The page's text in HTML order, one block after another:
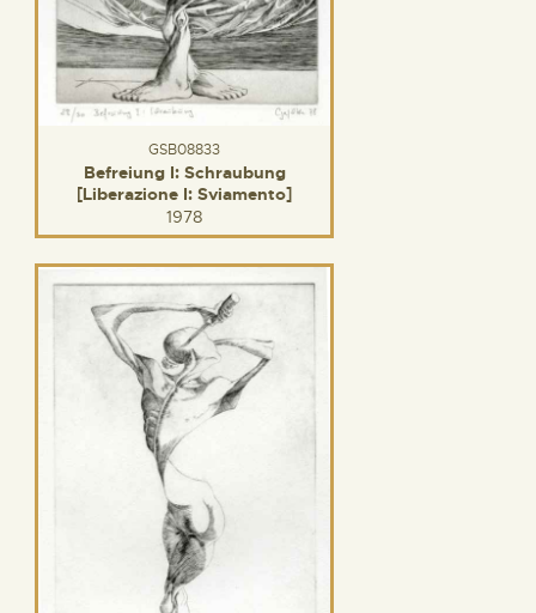
GSB08833
Befreiung I: Schraubung
[Liberazione I: Sviamento]
1978